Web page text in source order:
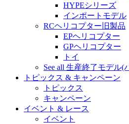
HYPEシリーズ
インポートモデル
RCヘリコプター旧製品
EPヘリコプター
GPヘリコプター
トイ
See all 生産終了モデル(
トピックス & キャンペーン
トピックス
キャンペーン
イベント & レース
イベント